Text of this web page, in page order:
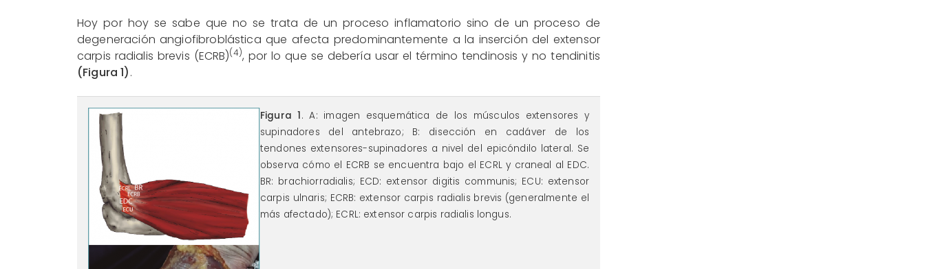
Hoy por hoy se sabe que no se trata de un proceso inflamatorio sino de un proceso de
degeneración angiofibroblástica que afecta predominantemente a la inserción del extensor
carpis radialis brevis (ECRB)(4), por lo que se debería usar el término tendinosis y no tendinitis
(Figura 1).
figura_1.png Figura 1. A: imagen esquemática de los músculos extensores y
supinadores del antebrazo; B: disección en cadáver de los
tendones extensores-supinadores a nivel del epicóndilo lateral. Se
observa cómo el ECRB se encuentra bajo el ECRL y craneal al EDC.
BR: brachiorradialis; ECD: extensor digitis communis; ECU: extensor
carpis ulnaris; ECRB: extensor carpis radialis brevis (generalmente el
más afectado); ECRL: extensor carpis radialis longus.